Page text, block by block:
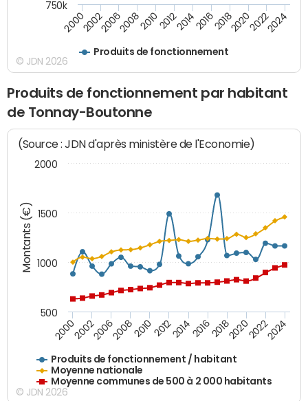
Produits de fonctionnement
200020022006200820102012201420162018202020222024
750k
© JDN 2026
Produits de fonctionnement par habitant
de Tonnay-Boutonne
Montants (€)
(Source : JDN d'après ministère de l'Economie)
Produits de fonctionnement / habitant
Moyenne nationale
Moyenne communes de 500 à 2 000 habitants
200020022006200820102012201420162018202020222024
500
1000
1500
2000
© JDN 2026